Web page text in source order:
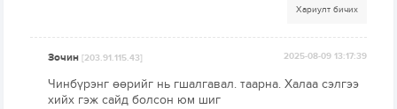
Хариулт бичих
Зочин[203.91.115.43] 2025-08-09 13:17:39
Чинбүрэнг өөрийг нь гшалгавал. таарна. Халаа сэлгээ
хийх гэж сайд болсон юм шиг